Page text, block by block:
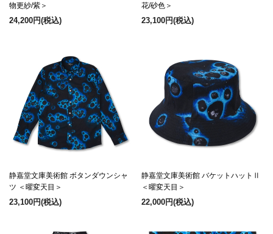
物更紗/紫＞
24,200円(税込)
花/砂色＞
23,100円(税込)
静嘉堂文庫美術館 ボタンダウンシャ
ツ ＜曜変天目＞
23,100円(税込)
静嘉堂文庫美術館 バケットハットⅡ
＜曜変天目＞
22,000円(税込)